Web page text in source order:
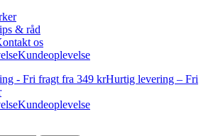
& råd
os
Kundeoplevelse
Hurtig levering – Fri
Kundeoplevelse